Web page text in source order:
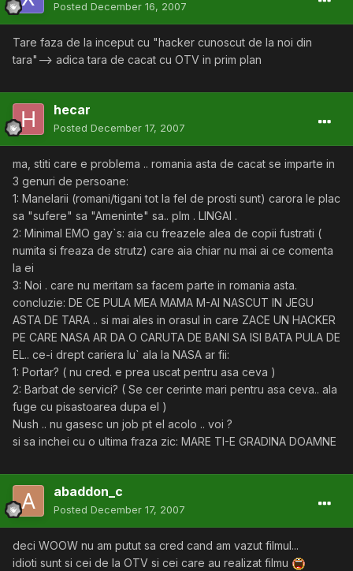
Posted December 16, 2007
Tare faza de la inceput cu "hacker cunoscut de la noi din
tara"--> adica tara de cacat cu OTV in prim plan
hecar
Posted December 17, 2007
ma, stiti care e problema .. romania asta de cacat se imparte in
3 genuri de persoane:
1: Manelarii (romani/tigani tot la fel de prosti sunt) carora le plac
sa "sufere" sa "Ameninte" sa.. plm . LINGAI .
2: Minimal EMO gay`s: aia cu freazele alea de copii fustrati (
numita si freaza de strutz) care aia chiar nu mai ai ce comenta
la ei
3: Noi . care nu meritam sa facem parte in romania asta.
concluzie: DE CE PULA MEA MAMA M-AI NASCUT IN JEGU
ASTA DE TARA .. si mai ales in orasul in care ZACE UN HACKER
PE CARE NASA AR DA O CARUTA DE BANI SA ISI BATA PULA DE
EL.. ce-i drept cariera lu` ala la NASA ar fii:
1: Portar? ( nu cred. e prea uscat pentru asa ceva )
2: Barbat de servici? ( Se cer cerinte mari pentru asa ceva.. ala
fuge cu pisastoarea dupa el )
Nush .. nu gasesc un job pt el acolo .. voi ?
si sa inchei cu o ultima fraza zic: MARE TI-E GRADINA DOAMNE
abaddon_c
Posted December 17, 2007
deci WOOW nu am putut sa cred cand am vazut filmul...
idioti sunt si cei de la OTV si cei care au realizat filmu